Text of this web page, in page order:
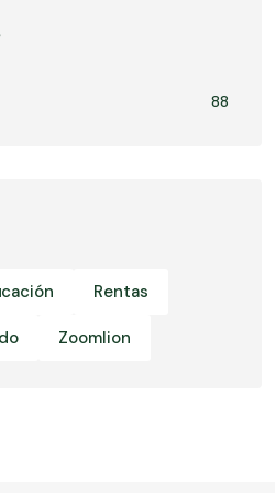
88
Rentas
Zoomlion